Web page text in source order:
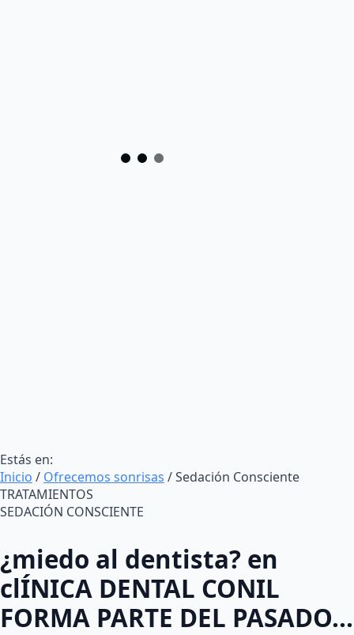
Estás en:
Inicio / Ofrecemos sonrisas /Sedación Consciente
TRATAMIENTOS
SEDACIÓN CONSCIENTE
¿miedo al dentista? en
clÍNICA DENTAL CONIL
FORMA PARTE DEL PASADO...